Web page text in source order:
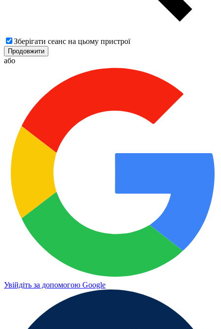
Зберігати сеанс на цьому пристрої
Продовжити
або
Увійдіть за допомогою Google